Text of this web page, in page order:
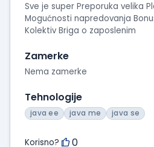
Sve je super Preporuka velika
Mogućnosti napredovanja
Kolektiv Briga o zaposlenim
Zamerke
Nema zamerke
Tehnologije
java ee java me java se
Korisno? 0